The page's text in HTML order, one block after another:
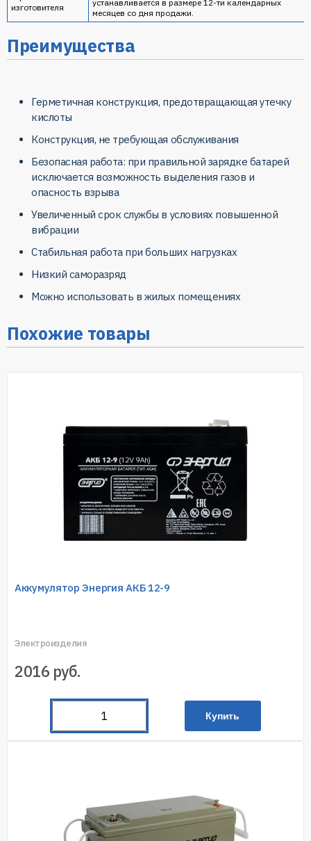
изготовителя
устанавливается в размере 12-ти календарных
месяцев со дня продажи.
Преимущества
Герметичная конструкция, предотвращающая утечку
кислоты
Конструкция, не требующая обслуживания
Безопасная работа: при правильной зарядке батарей
исключается возможность выделения газов и
опасность взрыва
Увеличенный срок службы в условиях повышенной
вибрации
Стабильная работа при больших нагрузках
Низкий саморазряд
Можно использовать в жилых помещениях
Похожие товары
Аккумулятор Энергия АКБ 12-9
Электроизделия
2016 руб.
Купить